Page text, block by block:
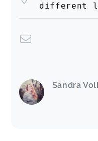
different
Sandra